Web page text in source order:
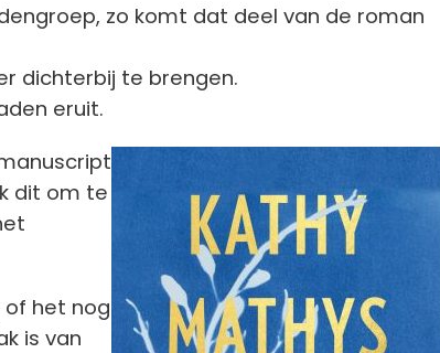
zo komt dat deel van de roman
dichterbij te brengen.
eruit.
dit om te
of het nog
is van